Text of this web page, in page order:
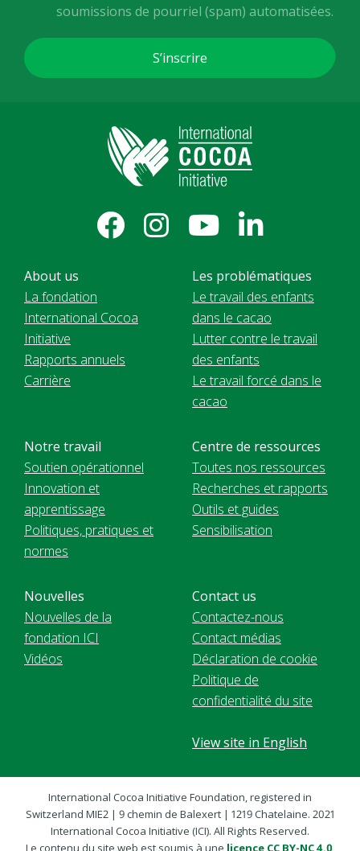
soumissions de pourriel (spam) automatisées.
About us
La fondation
International Cocoa
Initiative
Rapports annuels
Carrière
Les problématiques
Le travail des enfants
dans le cacao
Lutter contre le travail
des enfants
Le travail forcé dans le
cacao
Notre travail
Soutien opérationnel
Innovation et
apprentissage
Politiques, pratiques et
normes
Centre de ressources
Toutes nos ressources
Recherches et rapports
Outils et guides
Sensibilisation
Nouvelles
Nouvelles de la
fondation ICI
Vidéos
Contact us
Contactez-nous
Contact médias
Déclaration de cookie
Politique de
confidentialité du site
View site in English
International Cocoa Initiative Foundation, registered in
Switzerland MIE2 | 9 chemin de Balexert | 1219 Chatelaine. 2021
International Cocoa Initiative (ICI). All Rights Reserved.
Le contenu du site web est soumis à une licence CC BY-NC 4.0,